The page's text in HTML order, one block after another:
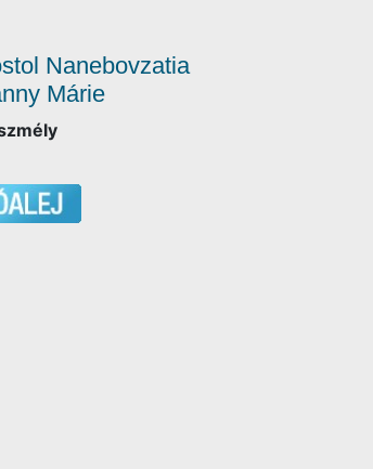
Nanebovzatia
Márie